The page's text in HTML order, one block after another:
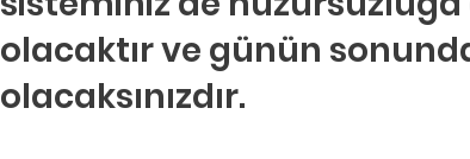
olacaktır ve günün
olacaksınızdır.